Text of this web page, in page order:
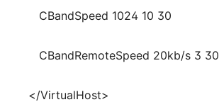
CBandSpeed 1024 10 30
CBandRemoteSpeed 20kb/s 3 30
</VirtualHost>